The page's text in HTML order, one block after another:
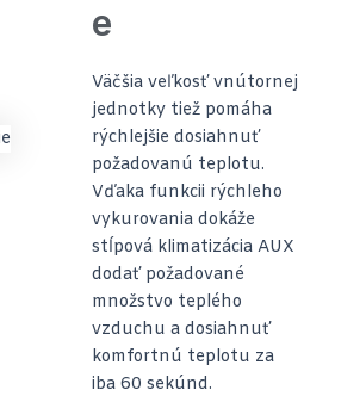
e
Väčšia veľkosť vnútornej
jednotky tiež pomáha
rýchlejšie dosiahnuť
požadovanú teplotu.
Vďaka funkcii rýchleho
vykurovania dokáže
stĺpová klimatizácia AUX
dodať požadované
množstvo teplého
vzduchu a dosiahnuť
komfortnú teplotu za
iba 60 sekúnd.